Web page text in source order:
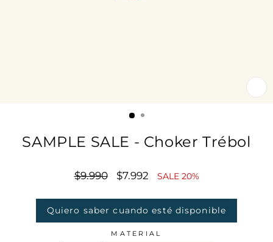
SAMPLE SALE - Choker Trébol
Precio
$9.990
Precio
oferta
$7.992 SALE 20%
Quiero saber cuando esté disponible
MATERIAL